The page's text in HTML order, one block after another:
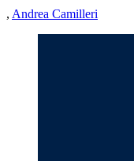
, Andrea Camilleri